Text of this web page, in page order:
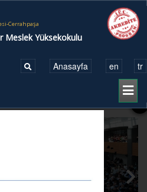
Cerrahpaşa
Meslek Yüksekokulu
Anasayfa en tr
Toggle